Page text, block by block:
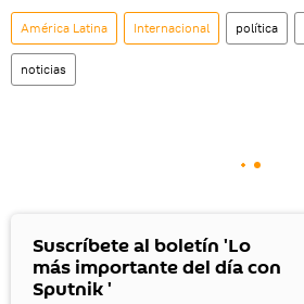
América Latina Internacional política
noticias
Suscríbete al boletín 'Lo
más importante del día con
Sputnik '